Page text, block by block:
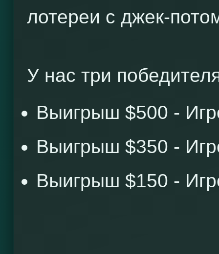
лотереи с джек-
У нас три
Выигрыш $500 -
Выигрыш $350 -
Выигрыш $150 -